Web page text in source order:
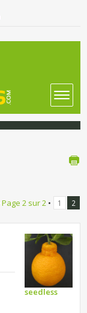
Page 2sur2• 1 2
seedless